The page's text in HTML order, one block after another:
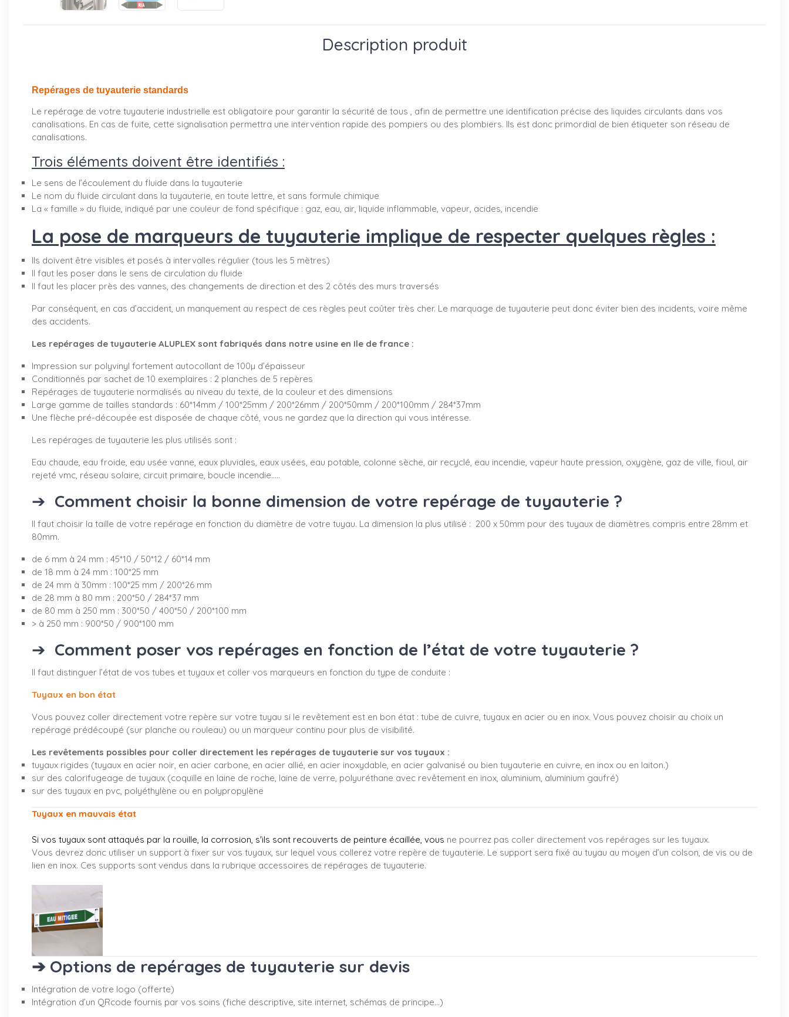
Description produit
Repérages de tuyauterie standards
Le repérage de votre tuyauterie industrielle est obligatoire pour garantir la sécurité de tous , afin de permettre une identification précise des liquides circulants dans vos
canalisations. En cas de fuite, cette signalisation permettra une intervention rapide des pompiers ou des plombiers. Ils est donc primordial de bien étiqueter son réseau de
canalisations.
Trois éléments doivent être identifiés :
Le sens de l’écoulement du fluide dans la tuyauterie
Le nom du fluide circulant dans la tuyauterie, en toute lettre, et sans formule chimique
La « famille » du fluide, indiqué par une couleur de fond spécifique : gaz, eau, air, liquide inflammable, vapeur, acides, incendie
La pose de marqueurs de tuyauterie implique de respecter quelques règles :
Ils doivent être visibles et posés à intervalles régulier (tous les 5 mètres)
Il faut les poser dans le sens de circulation du fluide
Il faut les placer près des vannes, des changements de direction et des 2 côtés des murs traversés
Par conséquent, en cas d’accident, un manquement au respect de ces règles peut coûter très cher. Le marquage de tuyauterie peut donc éviter bien des incidents, voire même
des accidents.
Les repérages de tuyauterie ALUPLEX sont fabriqués dans notre usine en Ile de france :
Impression sur polyvinyl fortement autocollant de 100µ d’épaisseur
Conditionnés par sachet de 10 exemplaires : 2 planches de 5 repères
Repérages de tuyauterie normalisés au niveau du texte, de la couleur et des dimensions
Large gamme de tailles standards : 60*14mm / 100*25mm / 200*26mm / 200*50mm / 200*100mm / 284*37mm
Une flèche pré-découpée est disposée de chaque côté, vous ne gardez que la direction qui vous intéresse.
Les repérages de tuyauterie les plus utilisés sont :
Eau chaude, eau froide, eau usée vanne, eaux pluviales, eaux usées, eau potable, colonne sèche, air recyclé, eau incendie, vapeur haute pression, oxygène, gaz de ville, fioul, air
rejeté vmc, réseau solaire, circuit primaire, boucle incendie.....
➔ Comment choisir la bonne dimension de votre repérage de tuyauterie ?
Il faut choisir la taille de votre repérage en fonction du diamètre de votre tuyau. La dimension la plus utilisé : 200 x 50mm pour des tuyaux de diamètres compris entre 28mm et
80mm.
de 6 mm à 24 mm : 45*10 / 50*12 / 60*14 mm
de 18 mm à 24 mm : 100*25 mm
de 24 mm à 30mm : 100*25 mm / 200*26 mm
de 28 mm à 80 mm : 200*50 / 284*37 mm
de 80 mm à 250 mm : 300*50 / 400*50 / 200*100 mm
> à 250 mm : 900*50 / 900*100 mm
➔ Comment poser vos repérages en fonction de l’état de votre tuyauterie ?
Il faut distinguer l’état de vos tubes et tuyaux et coller vos marqueurs en fonction du type de conduite :
Tuyaux en bon état
Vous pouvez coller directement votre repère sur votre tuyau si le revêtement est en bon état : tube de cuivre, tuyaux en acier ou en inox. Vous pouvez choisir au choix un
repérage prédécoupé (sur planche ou rouleau) ou un marqueur continu pour plus de visibilité.
Les revêtements possibles pour coller directement les repérages de tuyauterie sur vos tuyaux :
tuyaux rigides (tuyaux en acier noir, en acier carbone, en acier allié, en acier inoxydable, en acier galvanisé ou bien tuyauterie en cuivre, en inox ou en laiton.)
sur des calorifugeage de tuyaux (coquille en laine de roche, laine de verre, polyuréthane avec revêtement en inox, aluminium, aluminium gaufré)
sur des tuyaux en pvc, polyéthylène ou en polypropylène
Tuyaux en mauvais état
Si vos tuyaux sont attaqués par la rouille, la corrosion, s'ils sont recouverts de peinture écaillée, vous ne pourrez pas coller directement vos repérages sur les tuyaux.
Vous devrez donc utiliser un support à fixer sur vos tuyaux, sur lequel vous collerez votre repère de tuyauterie. Le support sera fixé au tuyau au moyen d’un colson, de vis ou de
lien en inox. Ces supports sont vendus dans la rubrique accessoires de repérages de tuyauterie.
➔ Options de repérages de tuyauterie sur devis
Intégration de votre logo (offerte)
Intégration d’un QRcode fournis par vos soins (fiche descriptive, site internet, schémas de principe…)